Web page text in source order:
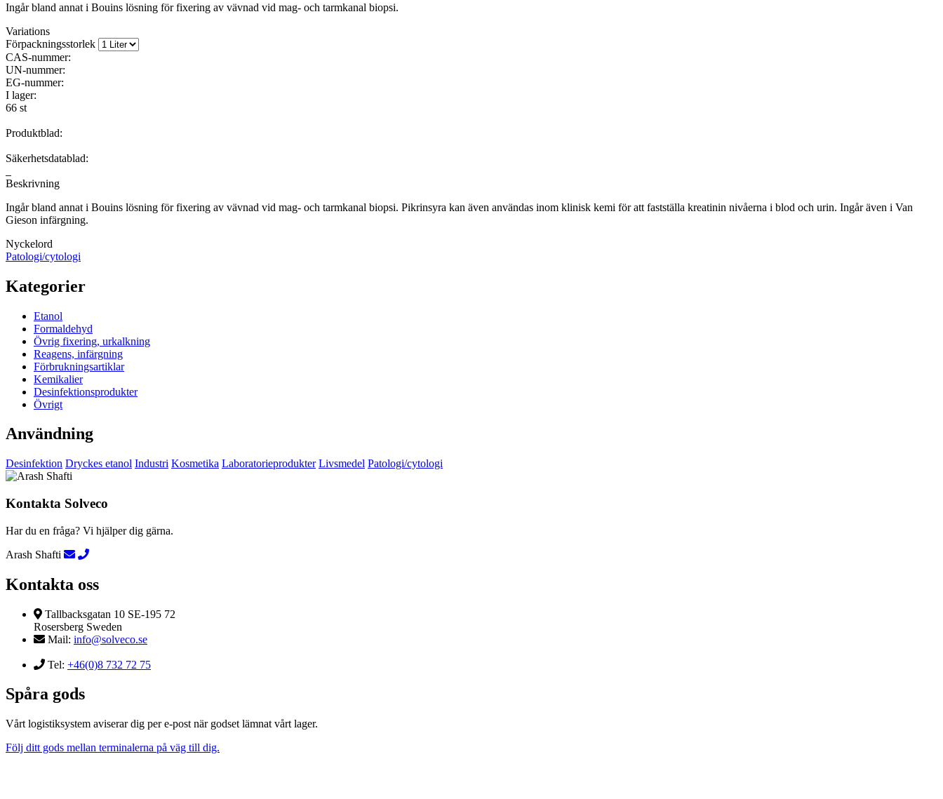
Ingår bland annat i Bouins lösning för fixering av vävnad vid mag- och tarmkanal biopsi.
Variations
Förpackningsstorlek
CAS-nummer:
UN-nummer:
EG-nummer:
I lager:
66 st
Produktblad:
Säkerhetsdatablad:
Beskrivning
Ingår bland annat i Bouins lösning för fixering av vävnad vid mag- och tarmkanal biopsi. Pikrinsyra kan även användas inom klinisk kemi för att fastställa kreatinin nivåerna i blod och urin. Ingår även i Van
Gieson infärgning.
Nyckelord
Patologi/cytologi
Kategorier
Etanol
Formaldehyd
Övrig fixering, urkalkning
Reagens, infärgning
Förbrukningsartiklar
Kemikalier
Desinfektionsprodukter
Övrigt
Användning
Desinfektion Dryckes etanol Industri Kosmetika Laboratorieprodukter Livsmedel Patologi/cytologi
Kontakta Solveco
Har du en fråga? Vi hjälper dig gärna.
Arash Shafti
Kontakta oss
Tallbacksgatan 10 SE-195 72
Rosersberg Sweden
Mail: info@solveco.se
Tel: +46(0)8 732 72 75
Spåra gods
Vårt logistiksystem aviserar dig per e-post när godset lämnat vårt lager.
Följ ditt gods mellan terminalerna på väg till dig.